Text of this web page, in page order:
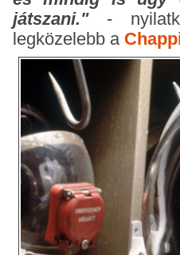
játszani."-
legközelebb a